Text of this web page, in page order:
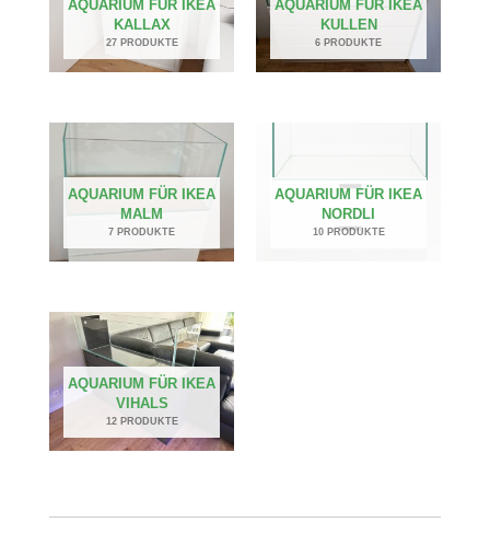
AQUARIUM FÜR IKEA
KALLAX
27 PRODUKTE
AQUARIUM FÜR IKEA
KULLEN
6 PRODUKTE
AQUARIUM FÜR IKEA
MALM
7 PRODUKTE
AQUARIUM FÜR IKEA
NORDLI
10 PRODUKTE
AQUARIUM FÜR IKEA
VIHALS
12 PRODUKTE